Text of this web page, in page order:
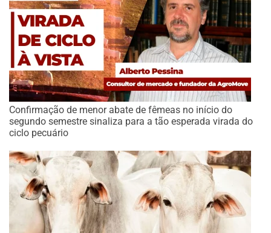
Confirmação de menor abate de fêmeas no início do
segundo semestre sinaliza para a tão esperada virada do
ciclo pecuário